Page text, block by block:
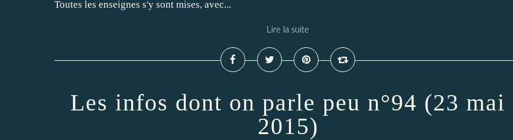
Toutes les enseignes s'y sont mises, avec...
Lire la suite
Les infos dont on parle peu n°94 (23 mai
2015)